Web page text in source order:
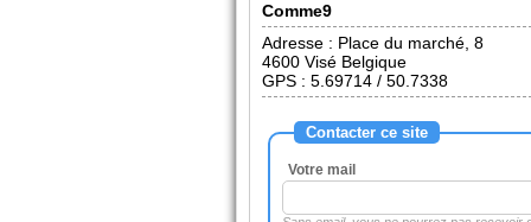
Comme9
Adresse : Place du marché, 8
4600 Visé Belgique
GPS : 5.69714 / 50.7338
Contacter ce site
Votre mail